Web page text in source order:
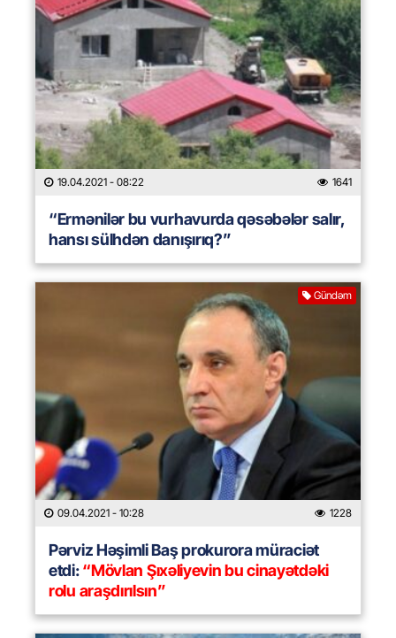
19.04.2021 - 08:22 1641
“Ermənilər bu vurhavurda qəsəbələr salır,
hansı sülhdən danışırıq?”
Gündəm
09.04.2021 - 10:28 1228
Pərviz Həşimli Baş prokurora müraciət
etdi:“Mövlan Şıxəliyevin bu cinayətdəki
rolu araşdırılsın”